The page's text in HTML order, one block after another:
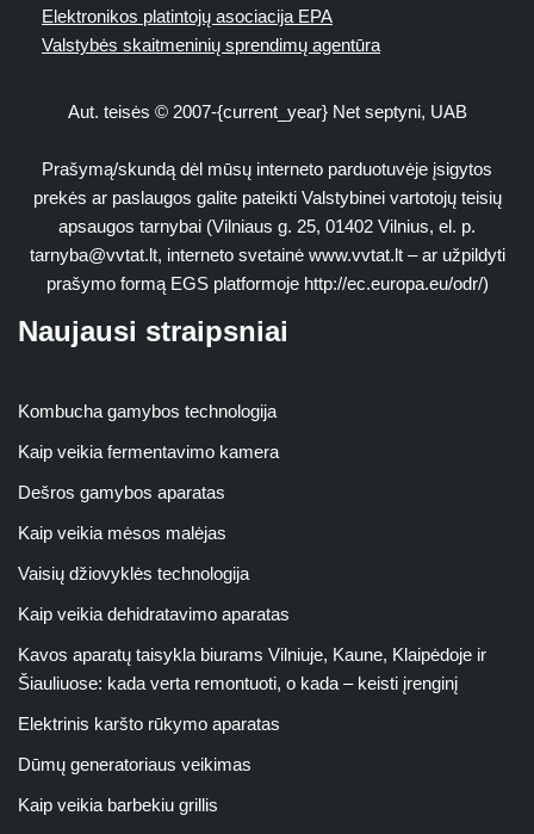
Elektronikos platintojų asociacija EPA
Valstybės skaitmeninių sprendimų agentūra
Aut. teisės © 2007-{current_year} Net septyni, UAB
Prašymą/skundą dėl mūsų interneto parduotuvėje įsigytos
prekės ar paslaugos galite pateikti Valstybinei vartotojų teisių
apsaugos tarnybai (Vilniaus g. 25, 01402 Vilnius, el. p.
tarnyba@vvtat.lt, interneto svetainė www.vvtat.lt – ar užpildyti
prašymo formą EGS platformoje http://ec.europa.eu/odr/)
Naujausi straipsniai
Kombucha gamybos technologija
Kaip veikia fermentavimo kamera
Dešros gamybos aparatas
Kaip veikia mėsos malėjas
Vaisių džiovyklės technologija
Kaip veikia dehidratavimo aparatas
Kavos aparatų taisykla biurams Vilniuje, Kaune, Klaipėdoje ir
Šiauliuose: kada verta remontuoti, o kada – keisti įrenginį
Elektrinis karšto rūkymo aparatas
Dūmų generatoriaus veikimas
Kaip veikia barbekiu grillis